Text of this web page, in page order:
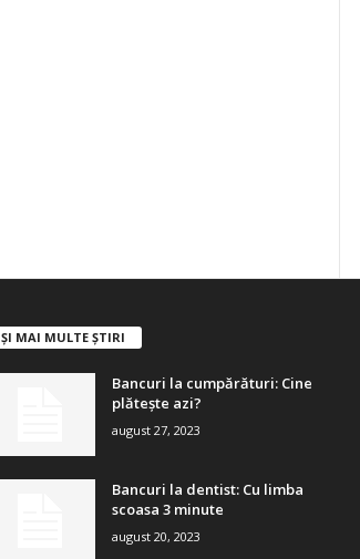
ȘI MAI MULTE ȘTIRI
Bancuri la cumpărături: Cine
plătește azi?
august 27, 2023
Bancuri la dentist: Cu limba
scoasa 3 minute
august 20, 2023